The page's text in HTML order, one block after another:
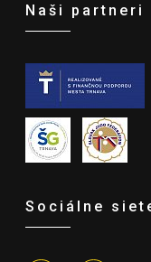
Naši partneri
Sociálne